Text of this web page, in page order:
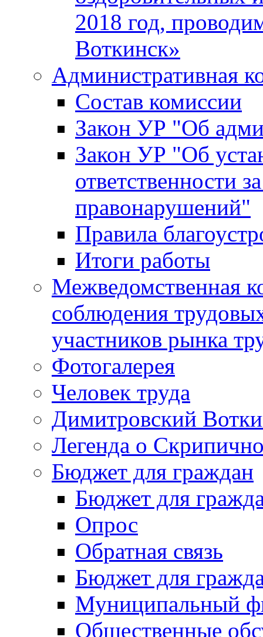
2018 год,
Воткинск»
Административная
Состав комиссии
Закон УР "Об
Закон УР "Об
ответственности
правонарушений"
Правила
Итоги работы
Межведомственная
соблюдения
участников рынка
Фотогалерея
Человек труда
Димитровский
Легенда о
Бюджет для граждан
Бюджет для
Опрос
Обратная связь
Бюджет для
Муниципальный
Общественные